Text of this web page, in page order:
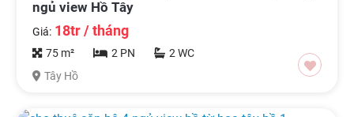
ngủ view Hồ Tây
Giá:18tr / tháng
75 m² 2 PN
2 WC
Tây Hồ